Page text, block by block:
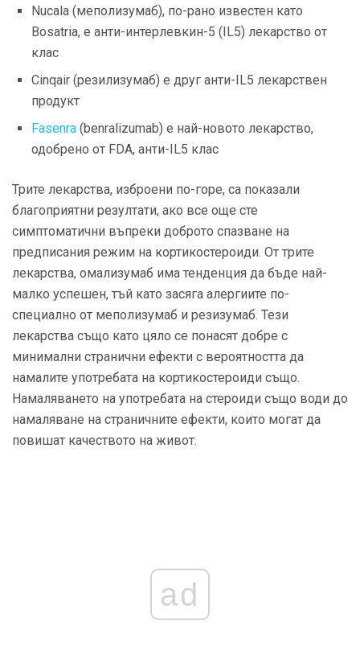
Nucala (меполизумаб), по-рано известен като
Bosatria, е анти-интерлевкин-5 (IL5) лекарство от
клас
Cinqair (резилизумаб) е друг анти-IL5 лекарствен
продукт
Fasenra (benralizumab) е най-новото лекарство,
одобрено от FDA, анти-IL5 клас
Трите лекарства, изброени по-горе, са показали
благоприятни резултати, ако все още сте
симптоматични въпреки доброто спазване на
предписания режим на кортикостероиди. От трите
лекарства, омализумаб има тенденция да бъде най-
малко успешен, тъй като засяга алергиите по-
специално от меполизумаб и резизумаб. Тези
лекарства също като цяло се понасят добре с
минимални странични ефекти с вероятността да
намалите употребата на кортикостероиди също.
Намаляването на употребата на стероиди също води до
намаляване на страничните ефекти, които могат да
повишат качеството на живот.
ad